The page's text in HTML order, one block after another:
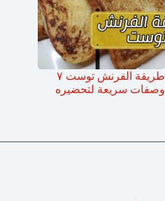
طريقة الفرنش توست ٧
وصفات سريعة لتحضيره